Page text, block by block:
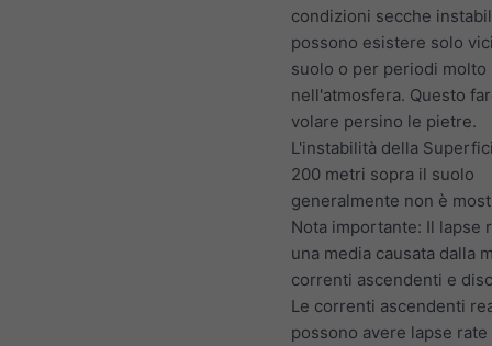
condizioni secche
possono esistere solo
suolo o per periodi molto
nell'atmosfera. Questo
volare persino le pietre.
L'instabilità della
200 metri sopra il suolo
generalmente non è
Nota importante: Il lapse
una media causata dalla
correnti ascendenti e
Le correnti ascendenti
possono avere lapse